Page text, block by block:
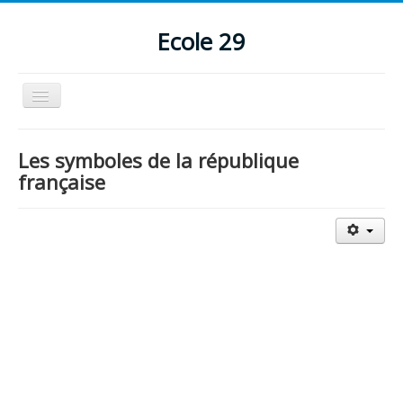
Ecole 29
Basculer
la
Pastorale
Les symboles de la république
française